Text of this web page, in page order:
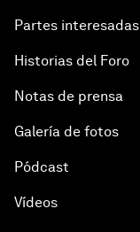
Partes interesadas
Historias del Foro
Notas de prensa
Galería de fotos
Pódcast
Vídeos